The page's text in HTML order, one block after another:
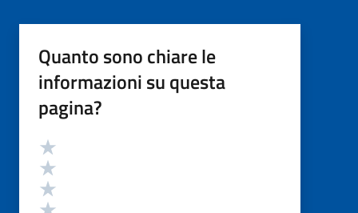
Quanto sono chiare le
informazioni su questa
pagina?
Valutazione